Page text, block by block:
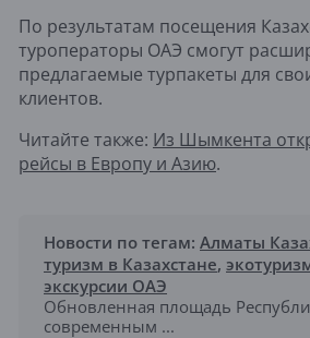
По результатам посещения
туроператоры ОАЭ смогут
предлагаемые турпакеты для
клиентов.
Читайте также: Из Шымкента
рейсы в Европу и Азию.
Новости по тегам: Алматы
туризм в Казахстане,
экскурсии ОАЭ
Обновленная площадь
современным ...